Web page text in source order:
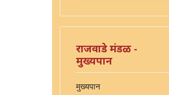
राजवाडे मंडळ -
मुख्यपान
मुख्यपान